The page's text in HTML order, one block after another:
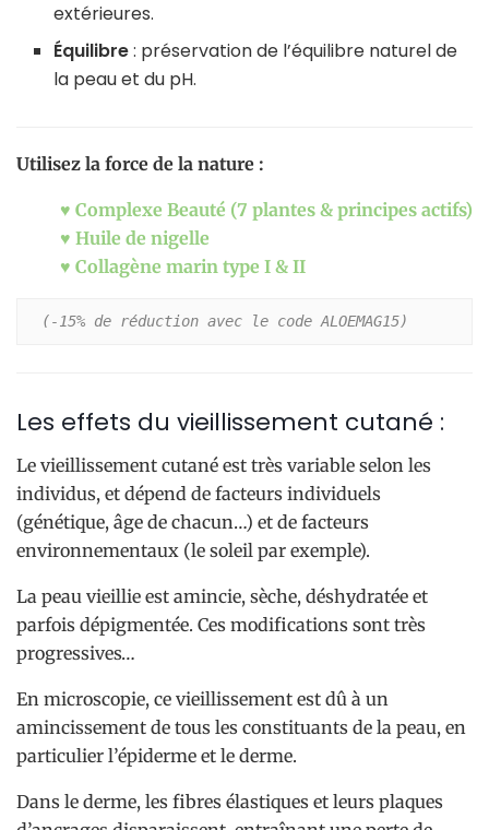
extérieures.
Équilibre: préservation de l’équilibre naturel de
la peau et du pH.
Utilisez la force de la nature :
♥ Complexe Beauté (7 plantes & principes actifs)
♥ Huile de nigelle
♥ Collagène marin type I & II
(-15% de réduction avec le code ALOEMAG15)
Les effets du vieillissement cutané :
Le vieillissement cutané est très variable selon les
individus, et dépend de facteurs individuels
(génétique, âge de chacun…) et de facteurs
environnementaux (le soleil par exemple).
La peau vieillie est amincie, sèche, déshydratée et
parfois dépigmentée. Ces modifications sont très
progressives…
En microscopie, ce vieillissement est dû à un
amincissement de tous les constituants de la peau, en
particulier l’épiderme et le derme.
Dans le derme, les fibres élastiques et leurs plaques